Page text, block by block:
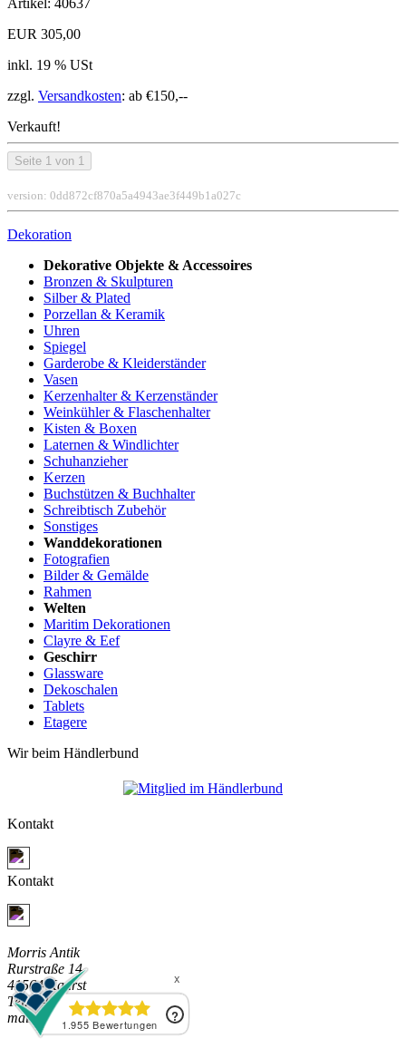
EUR 305,00
inkl. 19 % USt
zzgl. Versandkosten: ab €150,--
Verkauft!
Seite 1 von 1
version: 0dd872cf870a5a4943ae3f449b1a027c
Dekoration
Dekorative Objekte & Accessoires
Bronzen & Skulpturen
Silber & Plated
Porzellan & Keramik
Uhren
Spiegel
Garderobe & Kleiderständer
Vasen
Kerzenhalter & Kerzenständer
Weinkühler & Flaschenhalter
Kisten & Boxen
Laternen & Windlichter
Schuhanzieher
Kerzen
Buchstützen & Buchhalter
Schreibtisch Zubehör
Sonstiges
Wanddekorationen
Fotografien
Bilder & Gemälde
Rahmen
Welten
Maritim Dekorationen
Clayre & Eef
Geschirr
Glassware
Dekoschalen
Tablets
Etagere
Wir beim Händlerbund
Kontakt
Kontakt
Morris Antik
Rurstraße 14
41564 Kaarst
Tel. +49 (0) 2131 3140535
mail@morris-antik.de